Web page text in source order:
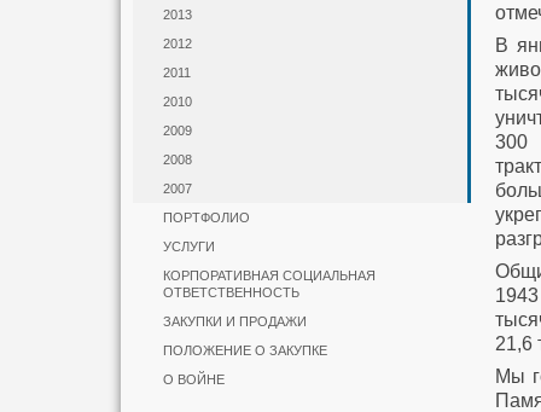
2013
2012
2011
2010
2009
2008
2007
ПОРТФОЛИО
УСЛУГИ
КОРПОРАТИВНАЯ СОЦИАЛЬНАЯ
ОТВЕТСТВЕННОСТЬ
ЗАКУПКИ И ПРОДАЖИ
ПОЛОЖЕНИЕ О ЗАКУПКЕ
О ВОЙНЕ
В
300
21,6
Мы